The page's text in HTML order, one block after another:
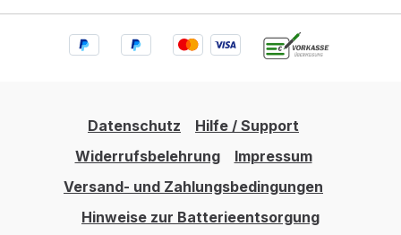
Datenschutz
Hilfe / Support
Widerrufsbelehrung
Impressum
Versand- und Zahlungsbedingungen
Hinweise zur Batterieentsorgung